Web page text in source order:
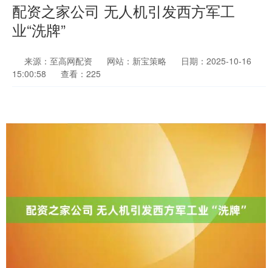
配资之家公司 无人机引发西方军工
业“洗牌”
来源：至高网配资 网站：新宝策略
日期：2025-10-16
15:00:58
查看：225